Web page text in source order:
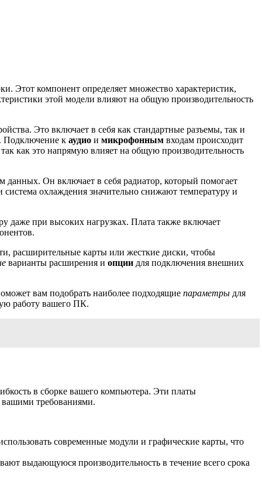
Этот компонент определяет множество характеристик,
этой модели влияют на общую производительность
Это включает в себя как стандартные разъемы, так и
Подключение к аудио и микрофонным входам происходит
так как это напрямую влияет на общую производительность
данных. Он включает в себя радиатор, который помогает
система охлаждения значительно снижают температуру и
даже при высоких нагрузках. Плата также включает
расширительные карты или жесткие диски, чтобы
варианты расширения и опции для подключения внешних
вам подобрать наиболее подходящие параметры для
работу вашего ПК.
в сборке вашего компьютера. Эти платы
вашими требованиями.
современные модули и графические карты, что
выдающуюся производительность в течение всего срока